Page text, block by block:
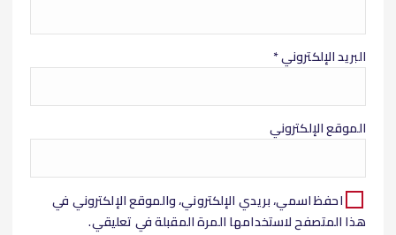
البريد الإلكتروني*
الموقع الإلكتروني
احفظ اسمي، بريدي الإلكتروني، والموقع الإلكتروني في
هذا المتصفح لاستخدامها المرة المقبلة في تعليقي.